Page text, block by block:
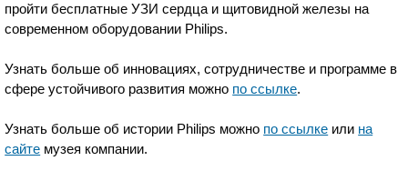
пройти бесплатные УЗИ сердца и щитовидной железы на
современном оборудовании Philips.
Узнать больше об инновациях, сотрудничестве и программе в
сфере устойчивого развития можно по ссылке.
Узнать больше об истории Philips можно по ссылке или на
сайте музея компании.